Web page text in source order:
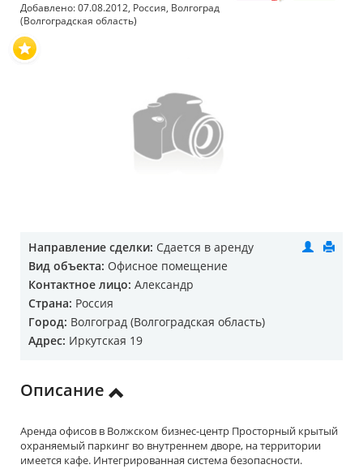
Добавлено: 07.08.2012, Россия, Волгоград
(Волгоградская область)
Направление сделки: Сдается в аренду
Вид объекта: Офисное помещение
Контактное лицо: Александр
Страна: Россия
Город: Волгоград (Волгоградская область)
Адрес: Иркутская 19
Описание
Аренда офисов в Волжском бизнес-центр Просторный крытый
охраняемый паркинг во внутреннем дворе, на территории
имеется кафе. Интегрированная система безопасности.